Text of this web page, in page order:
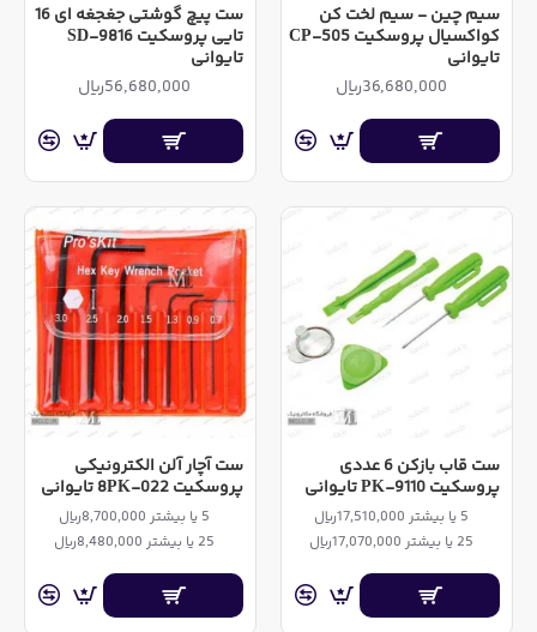
سیم چین - سیم لخت کن
کواکسیال پروسکیت CP-505
تایوانی
36,680,000ریال
ست پیچ گوشتی جغجغه ای 16
تایی پروسکیت SD-9816
تایوانی
56,680,000ریال
ست قاب بازکن 6 عددی
پروسکیت PK-9110 تایوانی
5 یا بیشتر 17,510,000ریال
25 یا بیشتر 17,070,000ریال
ست آچار آلن الکترونیکی
پروسکیت 8PK-022 تایوانی
5 یا بیشتر 8,700,000ریال
25 یا بیشتر 8,480,000ریال